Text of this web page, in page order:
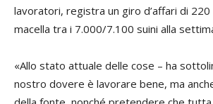
lavoratori, registra un giro d’affari di 220
macella tra i 7.000/7.100 suini alla
«Allo stato attuale delle cose – ha
nostro dovere è lavorare bene, ma